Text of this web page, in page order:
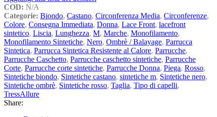
COD: N/A
Categorie: Biondo, Castano, Circonferenza Media, Circonferenze,
Colore, Consegna Immediata, Donna, Lace Front, lacefront
sintetico, Liscia, Lunghezza, M, Marche, Monofilamento,
Monofilamento Sintetiche, Nero, Ombrè / Balayage, Parrucca
Sintetica, Parrucca Sintetica Resistente al Calore, Parrucche,
Parrucche Caschetto, Parrucche caschetto sintetiche, Parrucche
Corte, Parrucche corte sintetiche, Parrucche Donna, Piega, Rosso,
Sintetiche biondo, Sintetiche castano, sintetiche m, Sintetiche nero,
Sintetiche ombrè, Sintetiche rosso, Taglia, Tipo di capelli,
TressAllure
Share: